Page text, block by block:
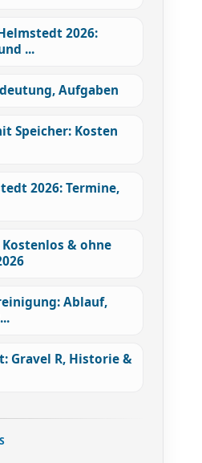
2026:
...
Aufgaben
Speicher: Kosten
2026: Termine,
& ohne
Ablauf,
Gravel R, Historie &